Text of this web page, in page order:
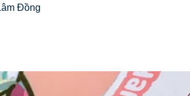
Đồng